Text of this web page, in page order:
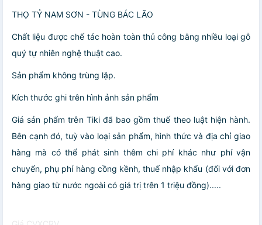
THỌ TỶ NAM SƠN - TÙNG BÁC LÃO
Chất liệu được chế tác hoàn toàn thủ công bằng nhiều loại gỗ
quý tự nhiên nghệ thuật cao.
Sản phẩm không trùng lặp.
Kích thước ghi trên hình ảnh sản phẩm
Giá sản phẩm trên Tiki đã bao gồm thuế theo luật hiện hành.
Bên cạnh đó, tuỳ vào loại sản phẩm, hình thức và địa chỉ giao
hàng mà có thể phát sinh thêm chi phí khác như phí vận
chuyển, phụ phí hàng cồng kềnh, thuế nhập khẩu (đối với đơn
hàng giao từ nước ngoài có giá trị trên 1 triệu đồng).....